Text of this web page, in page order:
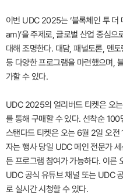
이번 UDC 2025는 ‘블록체인 투
am)’을 주제로, 글로벌 산업 중심으
대해 조명한다. 대담, 패널토론, 멘
등 다양한 프로그램을 마련했으며,
가할 수 있다.
UDC 2025의 얼리버드 티켓은 오
를 통해 구매할 수 있다. 선착순
스탠다드 티켓은 오는 6월 2일 오
자는 행사 당일 UDC 메인 전문가
든 프로그램 참여가 가능하다. 이른
UDC 공식 유튜브 채널 또는 UDC
로 실시간 시청할 수 있다.